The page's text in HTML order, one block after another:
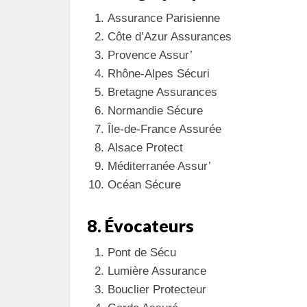
Assurance Parisienne
Côte d’Azur Assurances
Provence Assur’
Rhône-Alpes Sécuri
Bretagne Assurances
Normandie Sécure
Île-de-France Assurée
Alsace Protect
Méditerranée Assur’
Océan Sécure
8. Évocateurs
Pont de Sécu
Lumière Assurance
Bouclier Protecteur